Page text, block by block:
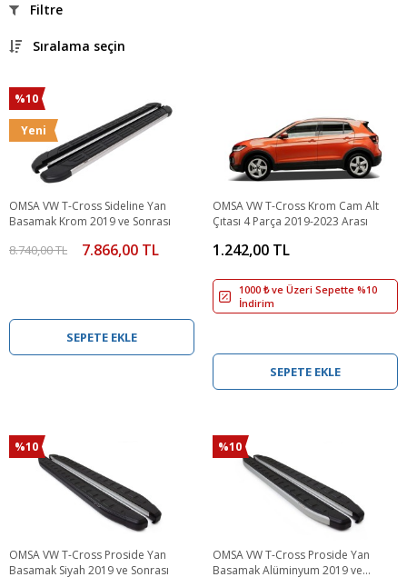
Filtre
Sıralama seçin
%10
Yeni
OMSA VW T-Cross Sideline Yan
Basamak Krom 2019 ve Sonrası
8.740,00 TL 7.866,00 TL
SEPETE EKLE
OMSA VW T-Cross Krom Cam Alt
Çıtası 4 Parça 2019-2023 Arası
1.242,00 TL
1000 ₺ ve Üzeri Sepette %10
İndirim
SEPETE EKLE
%10
OMSA VW T-Cross Proside Yan
Basamak Siyah 2019 ve Sonrası
%10
OMSA VW T-Cross Proside Yan
Basamak Alüminyum 2019 ve